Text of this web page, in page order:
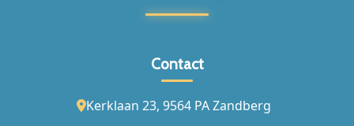
Contact
Kerklaan 23, 9564 PA Zandberg